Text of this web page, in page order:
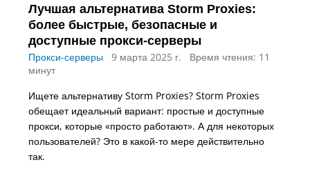
Лучшая альтернатива Storm Proxies:
более быстрые, безопасные и
доступные прокси-серверы
Прокси-серверы 9 марта 2025 г.
Время чтения: 11
минут
Ищете альтернативу Storm Proxies? Storm Proxies
обещает идеальный вариант: простые и доступные
прокси, которые «просто работают». А для некоторых
пользователей? Это в какой-то мере действительно
так.